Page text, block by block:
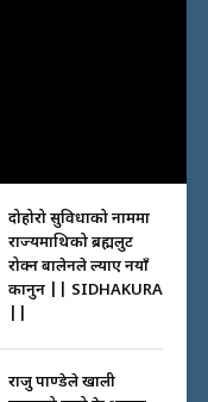
दोहोरो सुविधाको नाममा
राज्यमाथिको ब्रह्मलुट
रोक्न बालेनले ल्याए नयाँ
कानुन || SIDHAKURA
राजु पाण्डेले खाली